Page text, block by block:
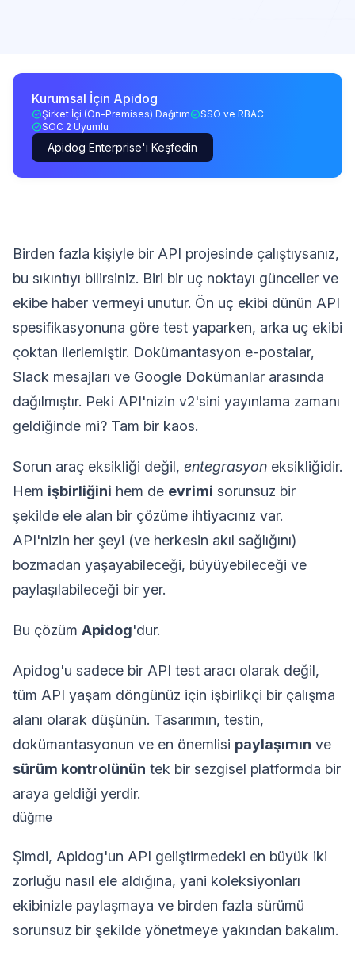
Kurumsal İçin Apidog
Şirket İçi (On-Premises) Dağıtım
SSO ve RBAC
SOC 2 Uyumlu
Apidog Enterprise'ı Keşfedin
Birden fazla kişiyle bir API projesinde çalıştıysanız,
bu sıkıntıyı bilirsiniz. Biri bir uç noktayı günceller ve
ekibe haber vermeyi unutur. Ön uç ekibi dünün API
spesifikasyonuna göre test yaparken, arka uç ekibi
çoktan ilerlemiştir. Dokümantasyon e-postalar,
Slack mesajları ve Google Dokümanlar arasında
dağılmıştır. Peki API'nizin v2'sini yayınlama zamanı
geldiğinde mi? Tam bir kaos.
Sorun araç eksikliği değil, entegrasyon eksikliğidir.
Hem işbirliğini hem de evrimi sorunsuz bir
şekilde ele alan bir çözüme ihtiyacınız var.
API'nizin her şeyi (ve herkesin akıl sağlığını)
bozmadan yaşayabileceği, büyüyebileceği ve
paylaşılabileceği bir yer.
Bu çözüm Apidog'dur.
Apidog'u sadece bir API test aracı olarak değil,
tüm API yaşam döngünüz için işbirlikçi bir çalışma
alanı olarak düşünün. Tasarımın, testin,
dokümantasyonun ve en önemlisi paylaşımın ve
sürüm kontrolünün tek bir sezgisel platformda bir
araya geldiği yerdir.
düğme
Şimdi, Apidog'un API geliştirmedeki en büyük iki
zorluğu nasıl ele aldığına, yani koleksiyonları
ekibinizle paylaşmaya ve birden fazla sürümü
sorunsuz bir şekilde yönetmeye yakından bakalım.